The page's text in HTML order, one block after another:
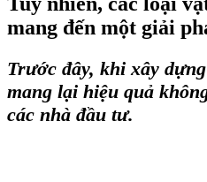
mang đến một giải
Trước đây, khi xây
mang lại hiệu quả
các nhà đầu tư.